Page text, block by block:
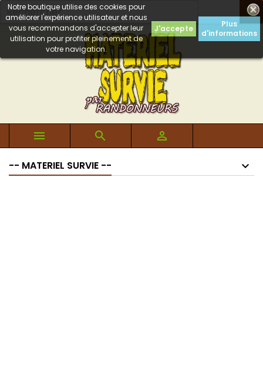

Notre boutique utilise des cookies pour
améliorer l'expérience utilisateur et nous
vous recommandons d'accepter leur
utilisation pour profiter pleinement de
votre navigation.
J'accepte
Plus
d'informations
  
-- MATERIEL SURVIE --